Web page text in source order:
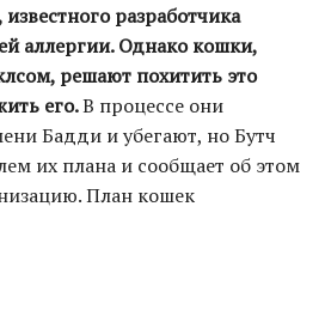
разработчика
аллергии. Однако кошки,
решают похитить это
его.В процессе они
Бадди и убегают, но Бутч
их плана и сообщает об этом
План кошек